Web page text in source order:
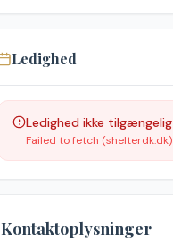
Ledighed
Ledighed ikke tilgængelig
Failed to fetch (shelterdk.dk)
Kontaktoplysninger